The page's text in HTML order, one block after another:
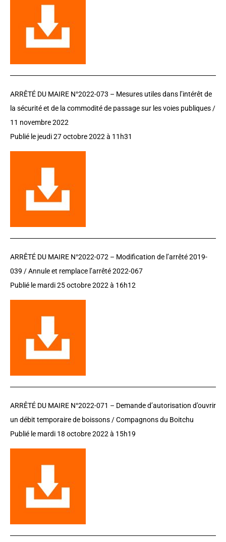
ARRÊTÉ DU MAIRE N°2022-073 – Mesures utiles dans l’intérêt de
la sécurité et de la commodité de passage sur les voies publiques /
11 novembre 2022
Publié le jeudi 27 octobre 2022 à 11h31
ARRÊTÉ DU MAIRE N°2022-072 – Modification de l’arrêté 2019-
039 / Annule et remplace l’arrêté 2022-067
Publié le mardi 25 octobre 2022 à 16h12
ARRÊTÉ DU MAIRE N°2022-071 – Demande d’autorisation d’ouvrir
un débit temporaire de boissons / Compagnons du Boitchu
Publié le mardi 18 octobre 2022 à 15h19